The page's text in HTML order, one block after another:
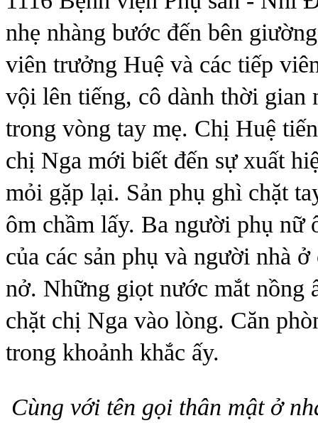
nhẹ nhàng bước đến bên
viên trưởng Huệ và các tiếp
vội lên tiếng, cô dành thời gian
trong vòng tay mẹ. Chị Huệ
chị Nga mới biết đến sự xuất
mỏi gặp lại. Sản phụ ghì chặt
ôm chầm lấy. Ba người phụ nữ
của các sản phụ và người nhà
nở. Những giọt nước mắt nồng
chặt chị Nga vào lòng. Căn
trong khoảnh khắc ấy.
Cùng với tên gọi thân mật ở